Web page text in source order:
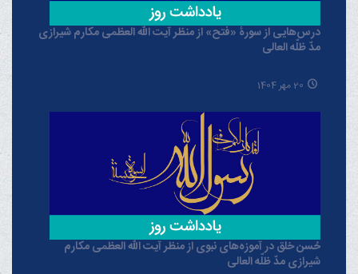
درس‌هایی از سورۀ «فتح» از منظر آیت الله العظمی مکارم شیرازی
مدّ ظلّه العالی
20 مهر 1404
حُسن خلق در آموزه‌های نبوی از منظر آیت الله العظمی مکارم
شیرازی مدّ ظلّه العالی